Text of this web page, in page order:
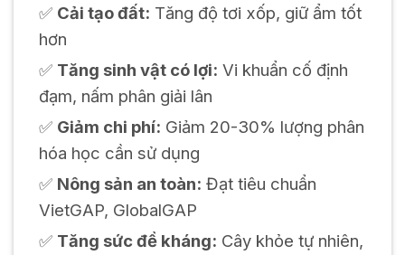
✅ Cải tạo đất: Tăng độ tơi xốp, giữ ẩm tốt
hơn
✅ Tăng sinh vật có lợi: Vi khuẩn cố định
đạm, nấm phân giải lân
✅ Giảm chi phí: Giảm 20-30% lượng phân
hóa học cần sử dụng
✅ Nông sản an toàn: Đạt tiêu chuẩn
VietGAP, GlobalGAP
✅ Tăng sức đề kháng: Cây khỏe tự nhiên,